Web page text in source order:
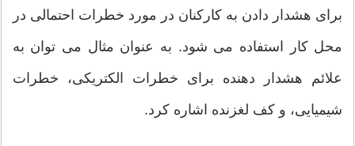
برای هشدار دادن به کارکنان در مورد خطرات احتمالی در
محل کار استفاده می شود. به عنوان مثال می توان به
علائم هشدار دهنده برای خطرات الکتریکی، خطرات
شیمیایی، و کف لغزنده اشاره کرد.